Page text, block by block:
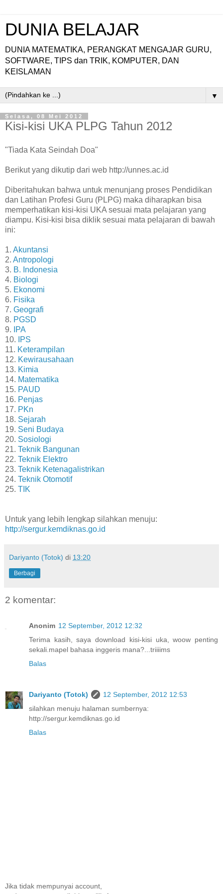
DUNIA BELAJAR
DUNIA MATEMATIKA, PERANGKAT MENGAJAR GURU,
SOFTWARE, TIPS dan TRIK, KOMPUTER, DAN
KEISLAMAN
▼
Selasa, 08 Mei 2012
Kisi-kisi UKA PLPG Tahun 2012
"Tiada Kata Seindah Doa"
Berikut yang dikutip dari web http://unnes.ac.id
Diberitahukan bahwa untuk menunjang proses Pendidikan
dan Latihan Profesi Guru (PLPG) maka diharapkan bisa
memperhatikan kisi-kisi UKA sesuai mata pelajaran yang
diampu. Kisi-kisi bisa diklik sesuai mata pelajaran di bawah
ini:
1. Akuntansi
2. Antropologi
3. B. Indonesia
4. Biologi
5. Ekonomi
6. Fisika
7. Geografi
8. PGSD
9.
IPA
10.
IPS
11. Keterampilan
12. Kewirausahaan
13. Kimia
14. Matematika
15. PAUD
16. Penjas
17. PKn
18. Sejarah
19. Seni Budaya
20. Sosiologi
21. Teknik Bangunan
22. Teknik Elektro
23. Teknik Ketenagalistrikan
24. Teknik Otomotif
25. TIK
Untuk yang lebih lengkap silahkan menuju:
http://sergur.kemdiknas.go.id
Dariyanto (Totok) di 13:20
Berbagi
2 komentar:
Anonim 12 September, 2012 12:32
Terima kasih, saya download kisi-kisi uka, woow penting
sekali.mapel bahasa inggeris mana?...triiiims
Balas
Dariyanto (Totok)
12 September, 2012 12:53
silahkan menuju halaman sumbernya:
http://sergur.kemdiknas.go.id
Balas
Jika tidak mempunyai account,